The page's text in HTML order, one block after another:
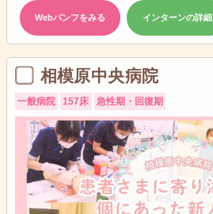
Webパンフをみる インターンの詳細
相模原中央病院
一般病院 157床 急性期・回復期